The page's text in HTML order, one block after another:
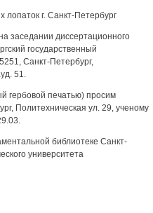
г. Санкт-Петербург
заседании диссертационного
государственный
Санкт-Петербург,
51.
гербовой печатью) просим
Политехническая ул. 29, ученому
библиотеке Санкт-
университета